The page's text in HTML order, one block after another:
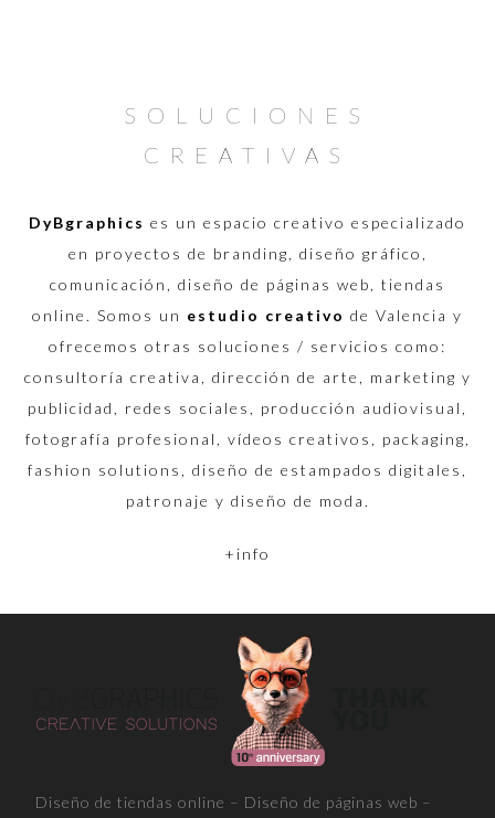
SOLUCIONES
CREATIVAS
DyBgraphics es un espacio creativo especializado
en proyectos de branding, diseño gráfico,
comunicación, diseño de páginas web, tiendas
online. Somos un estudio creativo de Valencia y
ofrecemos otras soluciones / servicios como:
consultoría creativa, dirección de arte, marketing y
publicidad, redes sociales, producción audiovisual,
fotografía profesional, vídeos creativos, packaging,
fashion solutions, diseño de estampados digitales,
patronaje y diseño de moda.
+info
Diseño de tiendas online – Diseño de páginas web –